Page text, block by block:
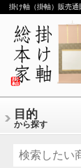
掛け軸（掛軸）販売通
目的
から探す